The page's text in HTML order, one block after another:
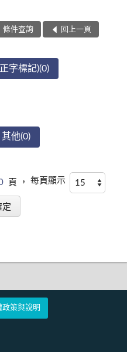
條件查詢 回上一頁
字標記)(0)
其他(0)
頁 ， 每頁顯示
政策與說明